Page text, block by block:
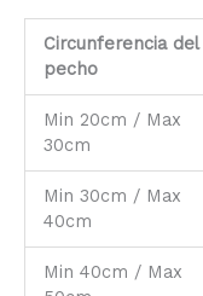
Circunferencia del
pecho
Min 20cm / Max
30cm
Min 30cm / Max
40cm
Min 40cm / Max